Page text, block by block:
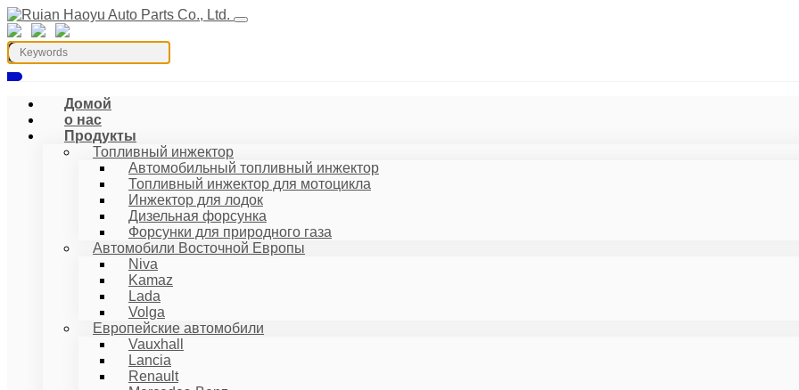
Домой
о нас
Продукты
Топливный инжектор
Автомобильный топливный инжектор
Топливный инжектор для мотоцикла
Инжектор для лодок
Дизельная форсунка
Форсунки для природного газа
Автомобили Восточной Европы
Niva
Kamaz
Lada
Volga
Европейские автомобили
Vauxhall
Lancia
Renault